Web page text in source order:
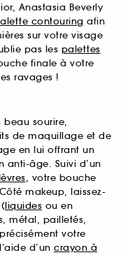
Anastasia Beverly
contouring afin
sur votre visage
pas les palettes
finale à votre
ravages !
beau sourire,
de maquillage et de
en lui offrant un
anti-âge. Suivi d’un
, votre bouche
makeup, laissez-
(liquides ou en
métal, pailletés,
votre
d’un crayon à